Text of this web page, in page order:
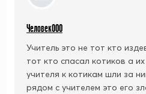
Человек000
Учитель это не тот кто
тот кто спасал котиков а
учителя к котикам шли за
рядом с учителем это его